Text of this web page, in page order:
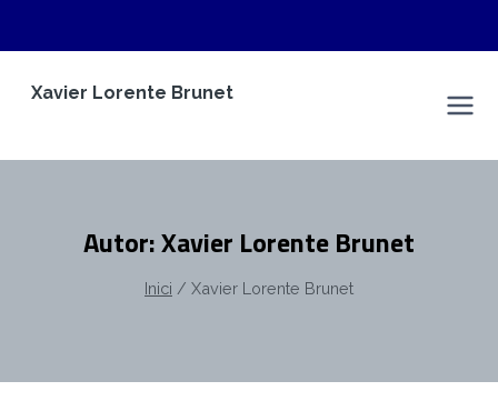
Xavier Lorente Brunet
Autor: Xavier Lorente Brunet
Inici / Xavier Lorente Brunet